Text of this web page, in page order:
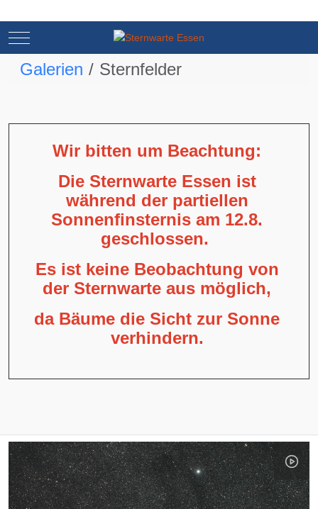
Mobile Menu Toggle
Galerien Sternfelder
Wir bitten um Beachtung:
Die Sternwarte Essen ist
während der partiellen
Sonnenfinsternis am 12.8.
geschlossen.
Es ist keine Beobachtung von
der Sternwarte aus möglich,
da Bäume die Sicht zur Sonne
verhindern.